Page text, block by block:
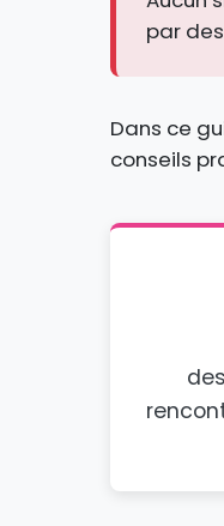
par
Dans ce
conseils